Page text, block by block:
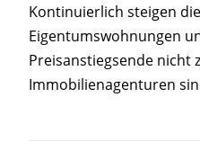
Kontinuierlich steigen
Eigentumswohnungen
Preisanstiegsende nicht
Immobilienagenturen